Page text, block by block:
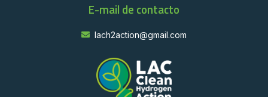
E-mail de contacto
lach2action@gmail.com